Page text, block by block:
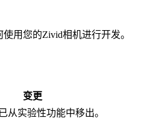
用您的Zivid相机进行开发。
变更
从实验性功能中移出。